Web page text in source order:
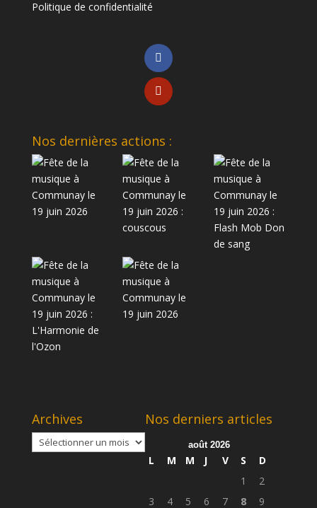
Politique de confidentialité
Nos dernières actions :
Archives
Archives
Nos derniers articles
août 2026
L M M J V S
D
1
2
3
4 5 6 7 8 9